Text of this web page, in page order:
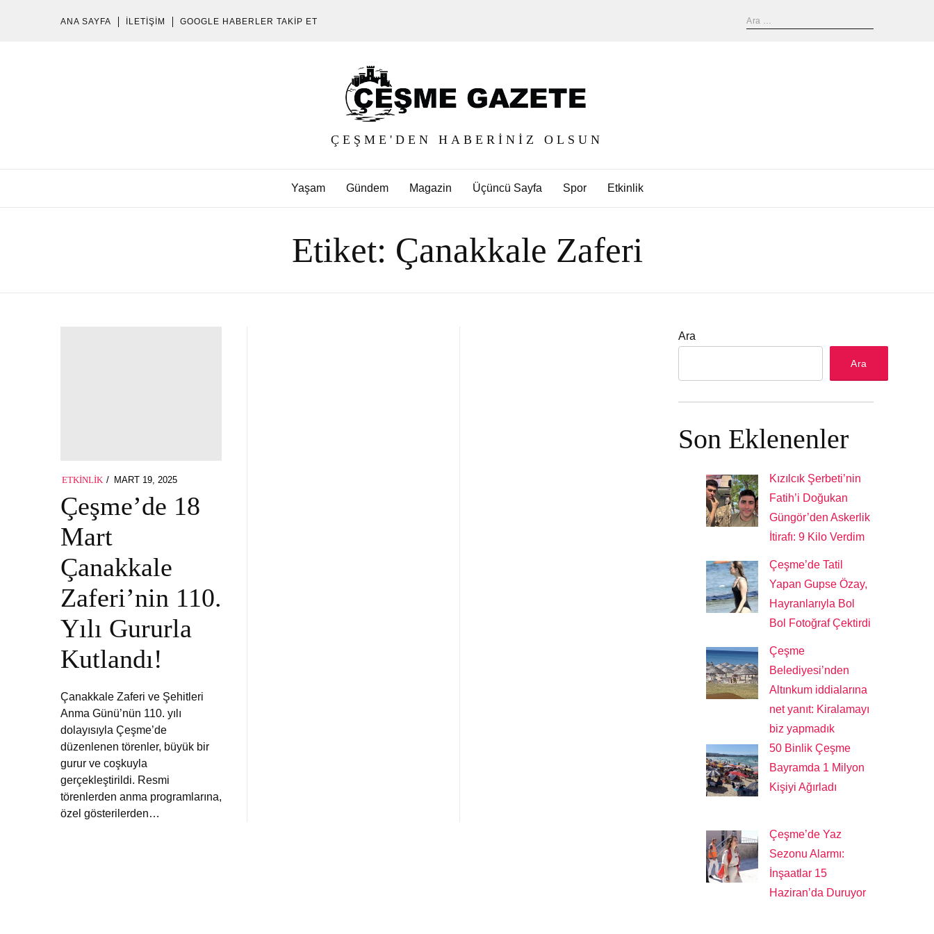
ANA SAYFA İLETIŞIM GOOGLE HABERLER TAKIP ET
ÇEŞME'DEN HABERINIZ OLSUN
Yaşam Gündem Magazin Üçüncü Sayfa Spor Etkinlik
Etiket: Çanakkale Zaferi
ETKINLIK
POSTED
MART 19, 2025
19,
2025
Çeşme’de 18
Mart
Çanakkale
Zaferi’nin 110.
Yılı Gururla
Kutlandı!
Çanakkale Zaferi ve Şehitleri
Anma Günü’nün 110. yılı
dolayısıyla Çeşme’de
düzenlenen törenler, büyük bir
gurur ve coşkuyla
gerçekleştirildi. Resmi
törenlerden anma programlarına,
özel gösterilerden…
Ara
Ara
Son Eklenenler
Kızılcık Şerbeti’nin
Fatih’i Doğukan
Güngör’den Askerlik
İtirafı: 9 Kilo Verdim
Çeşme’de Tatil
Yapan Gupse Özay,
Hayranlarıyla Bol
Bol Fotoğraf Çektirdi
Çeşme
Belediyesi’nden
Altınkum iddialarına
net yanıt: Kiralamayı
biz yapmadık
50 Binlik Çeşme
Bayramda 1 Milyon
Kişiyi Ağırladı
Çeşme’de Yaz
Sezonu Alarmı:
İnşaatlar 15
Haziran’da Duruyor